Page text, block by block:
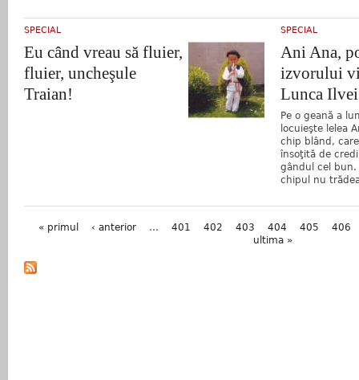
SPECIAL
Eu când vreau să fluier,
fluier, uncheşule
Traian!
SPECIAL
Ani Ana,
izvorului
Lunca Ilvei
Pe o geană a
locuieşte lelea
chip blând,
însoţită de
gândul cel bun.
chipul nu
Pagini
« primul ‹ anterior … 401 402 403 404 405
406
ultima »